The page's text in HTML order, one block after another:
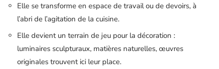
Elle se transforme en espace de travail ou de devoirs, à
l’abri de l’agitation de la cuisine.
Elle devient un terrain de jeu pour la décoration :
luminaires sculpturaux, matières naturelles, œuvres
originales trouvent ici leur place.